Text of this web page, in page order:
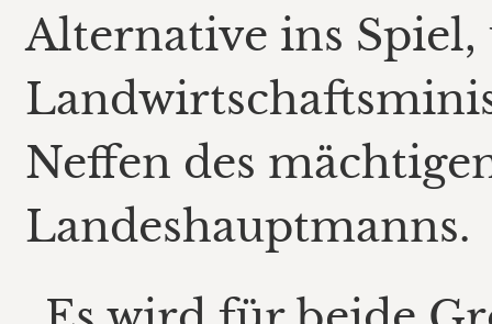
Alternative ins
Neffen des
Landeshauptmanns.